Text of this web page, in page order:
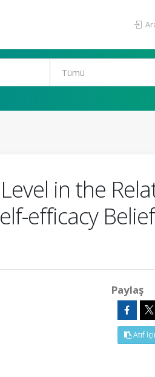
in the
efficacy
Paylaş
Atıf